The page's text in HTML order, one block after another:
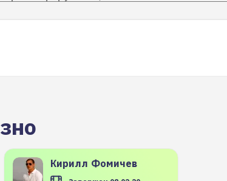
Кирилл Фомичев